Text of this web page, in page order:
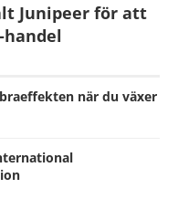
Junipeer för att
när du växer